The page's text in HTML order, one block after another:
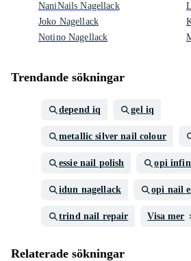
NaniNails Nagellack
Joko Nagellack
Notino Nagellack
Trendande sökningar
depend iq gel iq
metallic silver nail colour
essie nail polish opi
idun nagellack opi nail
trind nail repair Visa mer
Relaterade sökningar